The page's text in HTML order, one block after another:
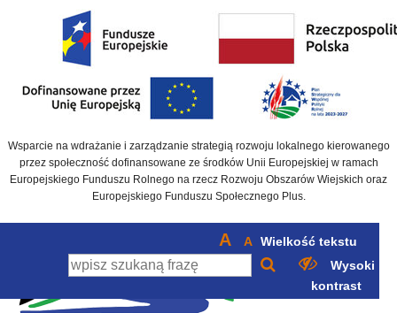
Wsparcie na wdrażanie i zarządzanie strategią rozwoju lokalnego kierowanego
przez społeczność dofinansowane ze środków Unii Europejskiej w ramach
Europejskiego Funduszu Rolnego na rzecz Rozwoju Obszarów Wiejskich oraz
Europejskiego Funduszu Społecznego Plus.
A A Wielkość tekstu
Wysoki
kontrast